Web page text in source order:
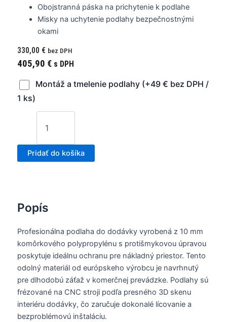
Obojstranná páska na prichytenie k podlahe
Misky na uchytenie podlahy bezpečnostnými
okami
330,00 € bez DPH
405,90 € s DPH
Montáž a tmelenie podlahy (+49 € bez DPH /
1 ks)
Pridať do košíka
Popís
Profesionálna podlaha do dodávky vyrobená z 10 mm
komôrkového polypropylénu s protišmykovou úpravou
poskytuje ideálnu ochranu pre nákladný priestor. Tento
odolný materiál od európskeho výrobcu je navrhnutý
pre dlhodobú záťaž v komerčnej prevádzke. Podlahy sú
frézované na CNC stroji podľa presného 3D skenu
interiéru dodávky, čo zaručuje dokonalé lícovanie a
bezproblémovú inštaláciu.